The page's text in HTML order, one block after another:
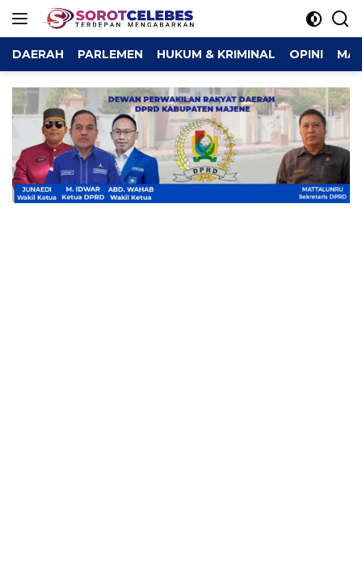
DAERAH PARLEMEN HUKUM & KRIMINAL OPINI